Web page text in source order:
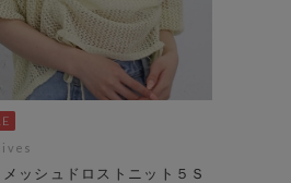
ッシュドロストニット５Ｓ